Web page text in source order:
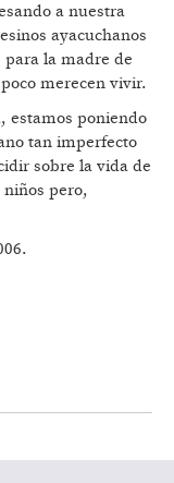
a nuestra
ayacuchanos
para la madre de
merecen vivir.
estamos poniendo
tan imperfecto
sobre la vida de
niños pero,